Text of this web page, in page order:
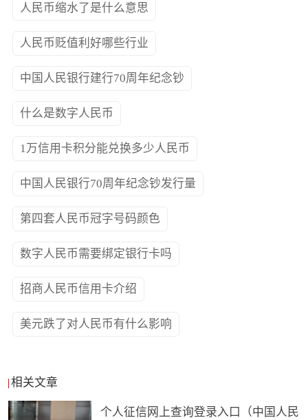
人民币缩水了是什么意思
人民币贬值利好哪些行业
中国人民银行建行70周年纪念钞
什么是数字人民币
1万信用卡积分能兑换多少人民币
中国人民银行70周年纪念钞发行量
第四套人民币冠字号码颜色
数字人民币需要绑定银行卡吗
招商人民币信用卡介绍
美元跌了对人民币有什么影响
相关文章
个人征信网上查询登录入口（中国人民